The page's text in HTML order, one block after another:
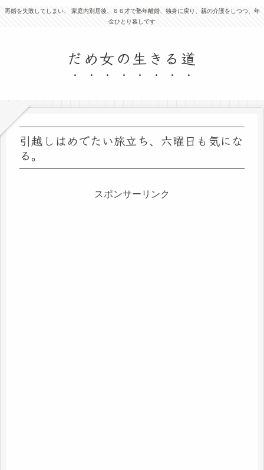
再婚を失敗してしまい、 家庭内別居後、６６才で塾年離婚、独身に戻り、親の介護をしつつ、年
金ひとり暮しです
だめ女の生きる道
引越しはめでたい旅立ち、六曜日も気にな
る。
スポンサーリンク